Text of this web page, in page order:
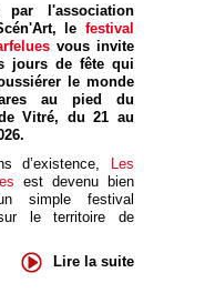
par l'association
le festival
vous invite
jours de fête qui
le monde
au pied du
Vitré, du 21 au
d’existence,
Les
est devenu bien
simple festival
le territoire de
Lire la suite